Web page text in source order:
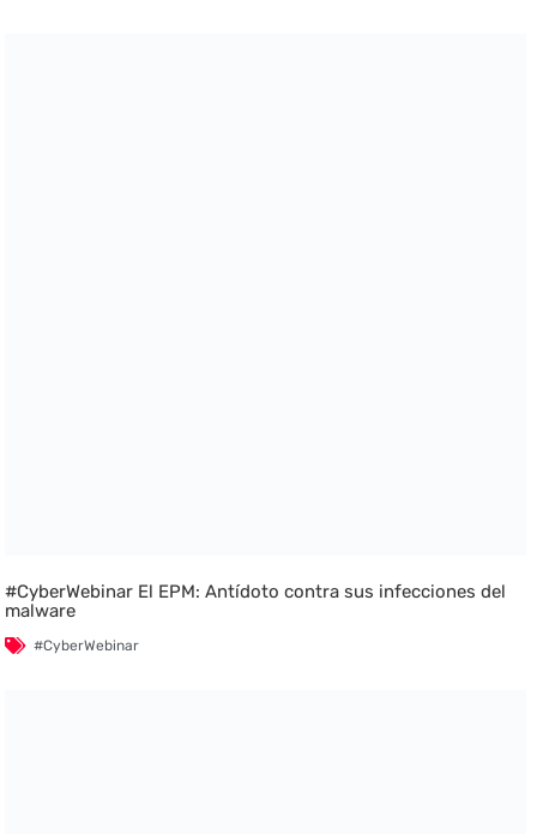
#CyberWebinar El EPM: Antídoto contra sus infecciones del
malware
#CyberWebinar